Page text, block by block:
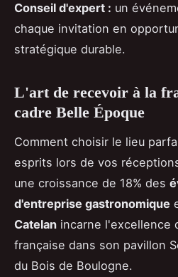
Conseil d'expert : un
chaque invitation en
stratégique durable.
L'art de recevoir à la
cadre Belle Époque
Comment choisir le lieu
esprits lors de vos
une croissance de 18% des
d'entreprise gastronomique
Catelan incarne l'excellence
française dans son pavillon
du Bois de Boulogne.